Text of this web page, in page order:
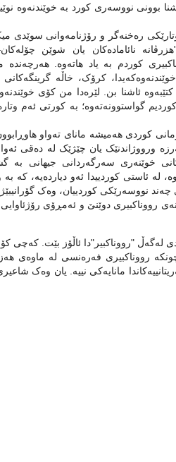
بوونی نووسه‌ری کورد به‌ خوێندنه‌وه‌
ره‌خنه‌گر و رۆژنامه‌وانی سوێدی
کوردم به‌ یاد هاته‌وه‌.
کرۆک، خاڵه‌
ئاشنا بن.‌ لێره‌دا من کۆی
گواستوونه‌ته‌وه‌؛ به‌ کورتی ئه‌م
کوردی هه‌میشه‌ مانای ته‌واو
ورووژاندنێک یان چێژێک له‌ ده‌قی
خوێنه‌ری سه‌رگه‌ردانی جیهانی
له‌ ئاستی کوردییدا ئه‌و دیارده‌یه‌، که‌
نووسه‌رێکی کوردییان، وه‌ک
رووناکبیری دوێنێ و ئه‌مڕۆی
له‌گه‌ڵ "رووناکبیر"دا ئاڵۆز بێت. که‌چی
چونکه‌ رووناکبیری فه‌ره‌نسی له‌ ماوه‌ی